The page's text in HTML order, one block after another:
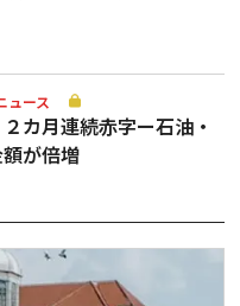
ュース
カ月連続赤字ー石油・
が倍増